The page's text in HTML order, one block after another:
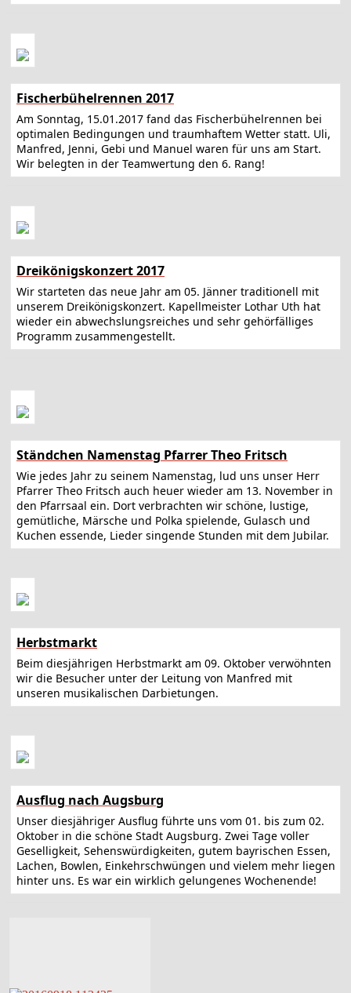
Fischerbühelrennen 2017
Am Sonntag, 15.01.2017 fand das Fischerbühelrennen bei
optimalen Bedingungen und traumhaftem Wetter statt. Uli,
Manfred, Jenni, Gebi und Manuel waren für uns am Start.
Wir belegten in der Teamwertung den 6. Rang!
Dreikönigskonzert 2017
Wir starteten das neue Jahr am 05. Jänner traditionell mit
unserem Dreikönigskonzert. Kapellmeister Lothar Uth hat
wieder ein abwechslungsreiches und sehr gehörfälliges
Programm zusammengestellt.
Ständchen Namenstag Pfarrer Theo Fritsch
Wie jedes Jahr zu seinem Namenstag, lud uns unser Herr
Pfarrer Theo Fritsch auch heuer wieder am 13. November in
den Pfarrsaal ein. Dort verbrachten wir schöne, lustige,
gemütliche, Märsche und Polka spielende, Gulasch und
Kuchen essende, Lieder singende Stunden mit dem Jubilar.
Herbstmarkt
Beim diesjährigen Herbstmarkt am 09. Oktober verwöhnten
wir die Besucher unter der Leitung von Manfred mit
unseren musikalischen Darbietungen.
Ausflug nach Augsburg
Unser diesjähriger Ausflug führte uns vom 01. bis zum 02.
Oktober in die schöne Stadt Augsburg. Zwei Tage voller
Geselligkeit, Sehenswürdigkeiten, gutem bayrischen Essen,
Lachen, Bowlen, Einkehrschwüngen und vielem mehr liegen
hinter uns. Es war ein wirklich gelungenes Wochenende!